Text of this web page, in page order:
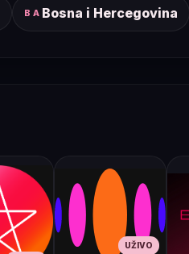
BA Bosna i Hercegovina
UŽIVO